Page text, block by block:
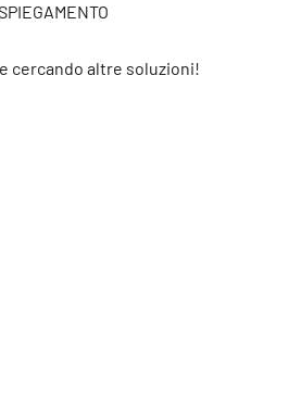
cercando altre soluzioni!